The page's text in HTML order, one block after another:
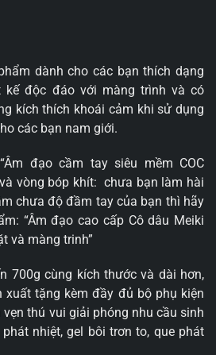
dành cho các bạn thích dạng
kế độc đáo với màng trình và có
kích thích khoái cảm khi sử dụng
các bạn nam giới.
đạo cầm tay siêu mềm COC
vòng bóp khít: chưa bạn làm hài
chưa độ đầm tay của bạn thì hãy
“Âm đạo cao cấp Cô dâu Meiki
và màng trinh”
700g cùng kích thước và dài hơn,
xuất tặng kèm đầy đủ bộ phụ kiện
thú vui giải phóng nhu cầu sinh
nhiệt, gel bôi trơn to, que phát